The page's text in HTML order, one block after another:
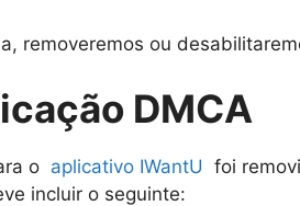
removeremos ou
DMCA
o aplicativo IWantU foi
incluir o seguinte: